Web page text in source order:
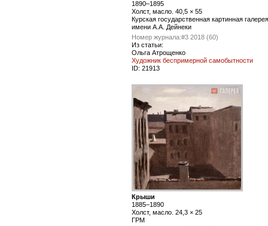
1890–1895
Холст, масло. 40,5 × 55
Курская государственная картинная галерея
имени А.А. Дейнеки
Номер журнала:#3 2018 (60)
Из статьи:
Ольга Атрощенко
Художник беспримерной самобытности
ID: 21913
Крыши
1885–1890
Холст, масло. 24,3 × 25
ГРМ